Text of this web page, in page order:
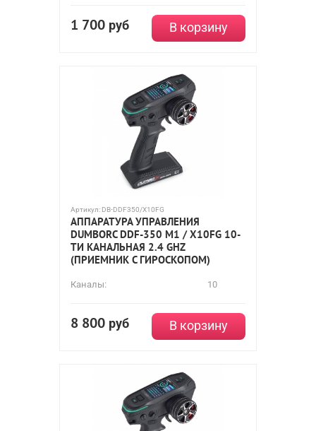
1 700 руб В корзину
Артикул: DB-DDF350/X10FG
АППАРАТУРА УПРАВЛЕНИЯ
DUMBORC DDF-350 M1 / X10FG 10-
ТИ КАНАЛЬНАЯ 2.4 GHZ
(ПРИЕМНИК С ГИРОСКОПОМ)
Каналы: 10
8 800 руб В корзину